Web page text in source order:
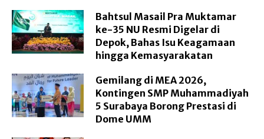
Bahtsul Masail Pra Muktamar
ke-35 NU Resmi Digelar di
Depok, Bahas Isu Keagamaan
hingga Kemasyarakatan
Gemilang di MEA 2026,
Kontingen SMP Muhammadiyah
5 Surabaya Borong Prestasi di
Dome UMM